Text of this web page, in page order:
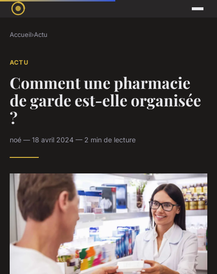
Accueil›Actu
ACTU
Comment une pharmacie
de garde est-elle organisée
?
noé — 18 avril 2024 — 2 min de lecture